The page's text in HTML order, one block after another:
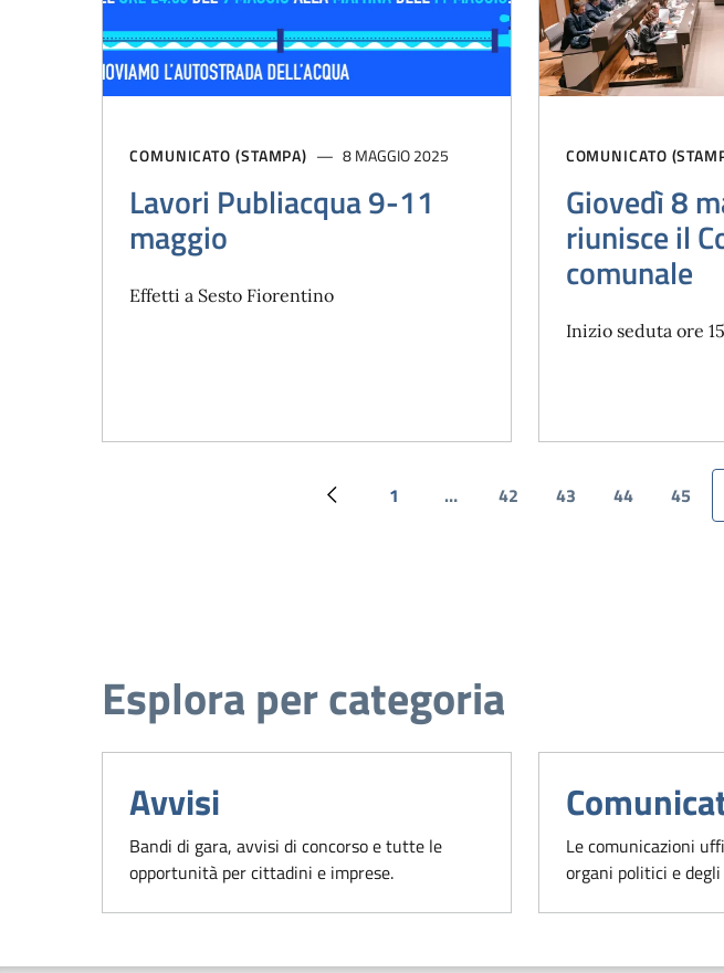
COMUNICATO (STAMPA) 8 MAGGIO 2025
Lavori Publiacqua 9-11
maggio
Effetti a Sesto Fiorentino
COMUNICATO
Giovedì 8
riunisce il
comunale
Inizio seduta ore 15
Pagina precedente
Prima pagina
1 …
Pagina
42
Pagina
43
Pagina
44 45
Esplora per categoria
Avvisi
Bandi di gara, avvisi di concorso e tutte le
opportunità per cittadini e imprese.
Le comunicazioni
organi politici e